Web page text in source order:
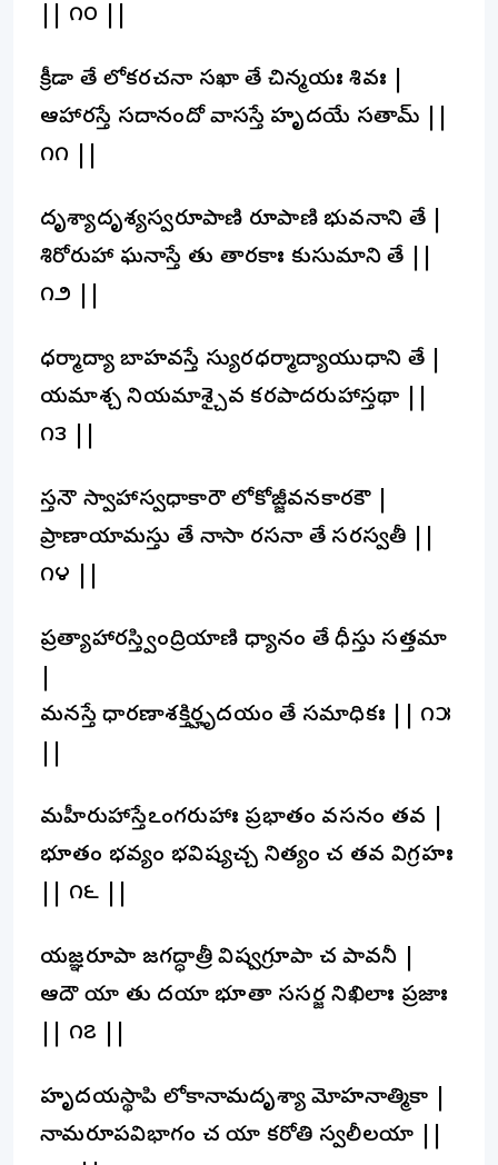
|| ౧౦ ||
క్రీడా తే లోకరచనా సఖా తే చిన్మయః శివః |
ఆహారస్తే సదానందో వాసస్తే హృదయే సతామ్ ||
౧౧ ||
దృశ్యాదృశ్యస్వరూపాణి రూపాణి భువనాని తే |
శిరోరుహా ఘనాస్తే తు తారకాః కుసుమాని తే ||
౧౨ ||
ధర్మాద్యా బాహవస్తే స్యురధర్మాద్యాయుధాని తే |
యమాశ్చ నియమాశ్చైవ కరపాదరుహాస్తథా ||
౧౩ ||
స్తనౌ స్వాహాస్వధాకారౌ లోకోజ్జీవనకారకౌ |
ప్రాణాయామస్తు తే నాసా రసనా తే సరస్వతీ ||
౧౪ ||
ప్రత్యాహారస్త్వింద్రియాణి ధ్యానం తే ధీస్తు సత్తమా
మనస్తే ధారణాశక్తిర్హృదయం తే సమాధికః || ౧౫
మహీరుహాస్తేఽంగరుహాః ప్రభాతం వసనం తవ |
భూతం భవ్యం భవిష్యచ్చ నిత్యం చ తవ విగ్రహః
|| ౧౬ ||
యజ్ఞరూపా జగద్ధాత్రీ విష్వగ్రూపా చ పావనీ |
ఆదౌ యా తు దయా భూతా ససర్జ నిఖిలాః ప్రజాః
|| ౧౭ ||
హృదయస్థాపి లోకానామదృశ్యా మోహనాత్మికా |
నామరూపవిభాగం చ యా కరోతి స్వలీలయా ||